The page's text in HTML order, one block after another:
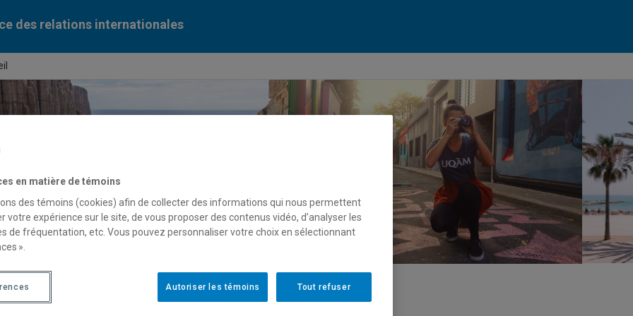
des relations internationales
en matière de témoins
des témoins (cookies) afin de collecter des informations qui nous permettent
votre expérience sur le site, de vous proposer des contenus vidéo, d’analyser les
de fréquentation, etc. Vous pouvez personnaliser votre choix en sélectionnant
».
Tout refuser
Autoriser les témoins